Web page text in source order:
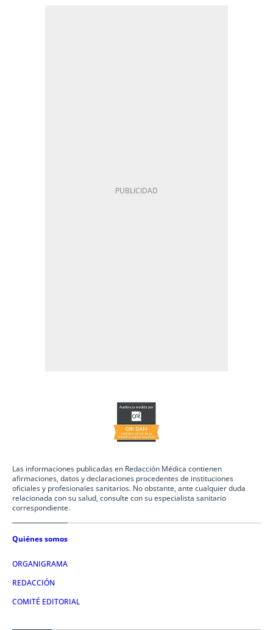
Las informaciones publicadas en Redacción Médica contienen
afirmaciones, datos y declaraciones procedentes de instituciones
oficiales y profesionales sanitarios. No obstante, ante cualquier duda
relacionada con su salud, consulte con su especialista sanitario
correspondiente.
Quiénes somos
ORGANIGRAMA
REDACCIÓN
COMITÉ EDITORIAL